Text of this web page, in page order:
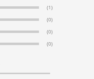
(1)
(0)
(0)
(0)